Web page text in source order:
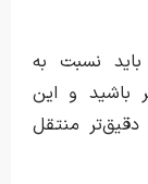
باید نسبت به
باشید و این
دقیق‌تر منتقل